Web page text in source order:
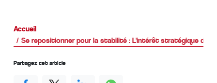
Accueil
Se repositionner pour la stabilité : L'intérêt stratégique
Partagez cet article